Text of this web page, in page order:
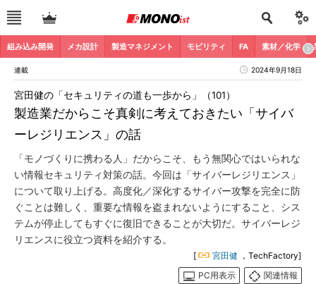
組み込み開発 メカ設計 製造マネジメント モビリティ FA 素材／化学
連載 2024年9月18日
製造業だからこそ真剣に考えておきたい「サイバ
ーレジリエンス」の話
宮田健の「セキュリティの道も一歩から」（101）
「モノづくりに携わる人」だからこそ、もう無関心ではいられな
い情報セキュリティ対策の話。今回は「サイバーレジリエンス」
について取り上げる。高度化／深化するサイバー攻撃を完全に防
ぐことは難しく、重要な情報を盗まれないようにすること、シス
テムが停止してもすぐに復旧できることが大切だ。サイバーレジ
リエンスに役立つ資料を紹介する。
[ 宮田健 ，TechFactory]
PC用表示
関連情報